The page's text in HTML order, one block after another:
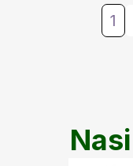
1
Nasi